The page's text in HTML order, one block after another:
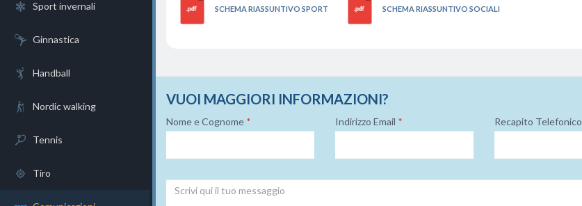
Sport invernali
Ginnastica
Handball
Nordic walking
Tennis
Tiro
SCHEMA RIASSUNTIVO SPORT SCHEMA RIASSUNTIVO SOCIALI
VUOI MAGGIORI INFORMAZIONI?
Nome e Cognome * Indirizzo Email * Recapito Telefonico